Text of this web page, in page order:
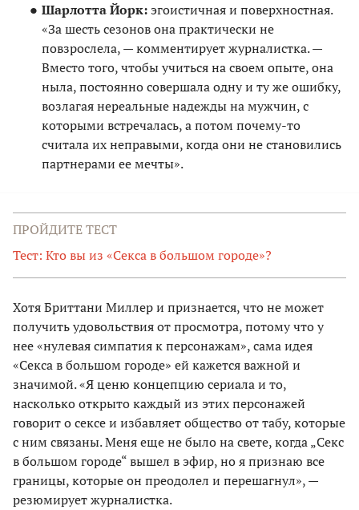
Шарлотта Йорк:эгоистичная и поверхностная.
«За шесть сезонов она практически не
повзрослела, — комментирует журналистка. —
Вместо того, чтобы учиться на своем опыте, она
ныла, постоянно совершала одну и ту же ошибку,
возлагая нереальные надежды на мужчин, с
которыми встречалась, а потом почему-то
считала их неправыми, когда они не становились
партнерами ее мечты».
ПРОЙДИТЕ ТЕСТ
Тест: Кто вы из «Секса в большом городе»?
Хотя Бриттани Миллер и признается, что не может
получить удовольствия от просмотра, потому что у
нее «нулевая симпатия к персонажам», сама идея
«Секса в большом городе» ей кажется важной и
значимой. «Я ценю концепцию сериала и то,
насколько открыто каждый из этих персонажей
говорит о сексе и избавляет общество от табу, которые
с ним связаны. Меня еще не было на свете, когда „Секс
в большом городе“ вышел в эфир, но я признаю все
границы, которые он преодолел и перешагнул», —
резюмирует журналистка.